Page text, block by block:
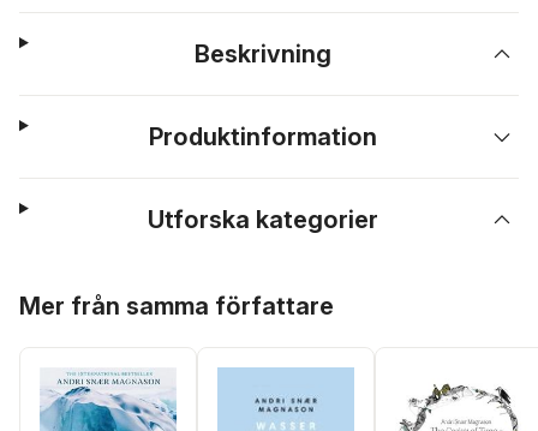
Beskrivning
Produktinformation
Utforska kategorier
Mer från samma författare